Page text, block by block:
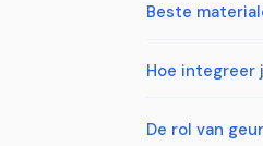
Beste
Hoe integreer
De rol van